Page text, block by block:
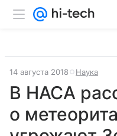
14 августа 2018 Наука
В НАСА
о